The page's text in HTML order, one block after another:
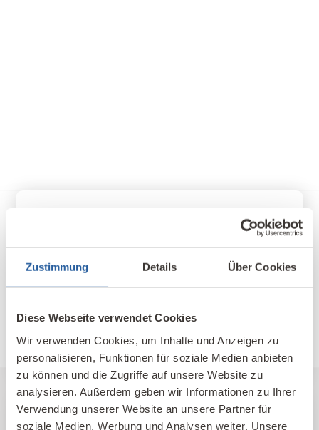
Zustimmung Details Über Cookies
Diese Webseite verwendet Cookies
Wir verwenden Cookies, um Inhalte und Anzeigen zu
personalisieren, Funktionen für soziale Medien anbieten
zu können und die Zugriffe auf unsere Website zu
analysieren. Außerdem geben wir Informationen zu Ihrer
Verwendung unserer Website an unsere Partner für
soziale Medien, Werbung und Analysen weiter. Unsere
Know-how, Zusatzqualifikationen und neue
berufliche Möglichkeiten für Baufachleute sowie
alle, die sich für gesundes, nachhaltiges Bauen
Fernlehrgang Baubiologie IBN